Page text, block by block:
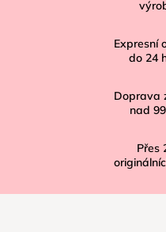
Expresní
do 24
Doprava
nad
Přes